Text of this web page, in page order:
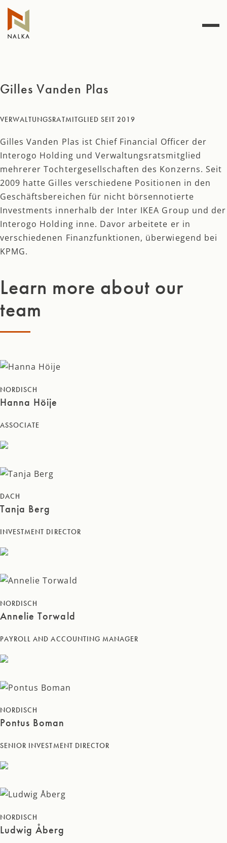
Zum
Inhalt
springen
Gilles Vanden Plas
VERWALTUNGSRATMITGLIED SEIT 2019
Gilles Vanden Plas ist Chief Financial Officer der
Interogo Holding und Verwaltungsratsmitglied
mehrerer Tochtergesellschaften des Konzerns. Seit
2009 hatte Gilles verschiedene Positionen in den
Geschäftsbereichen für nicht börsennotierte
Investments innerhalb der Inter IKEA Group und der
Interogo Holding inne. Davor arbeitete er in
verschiedenen Finanzfunktionen, überwiegend bei
KPMG.
Learn more about our
team
NORDISCH
Hanna Höije
ASSOCIATE
DACH
Tanja Berg
INVESTMENT DIRECTOR
NORDISCH
Annelie Torwald
PAYROLL AND ACCOUNTING MANAGER
NORDISCH
Pontus Boman
SENIOR INVESTMENT DIRECTOR
NORDISCH
Ludwig Åberg